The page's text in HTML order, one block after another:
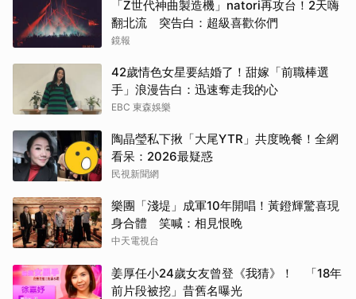
「Z世代神曲製造機」natori再攻台！2天嗨
翻北流 突告白：超級喜歡你們
鏡報
42歲情色女星要結婚了！甜嫁「前職棒選
手」浪漫告白：迅速奪走我的心
EBC 東森娛樂
陶晶瑩私下揪「大尾YTR」共度晚餐！全網
看呆：2026最疑惑
民視新聞網
樂團「淺堤」成軍10年開唱！黃鐙輝驚喜現
身合體 笑喊：相見恨晚
中天電視台
姜厚任小24歲女友曾登《我猜》！ 「18年
前片段被挖」昔舊名曝光